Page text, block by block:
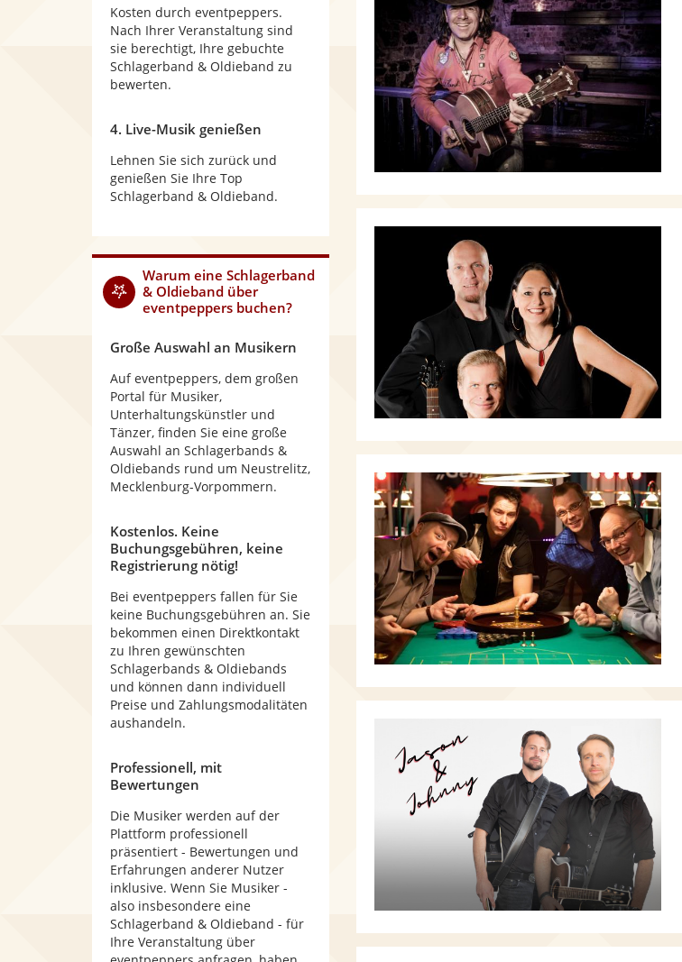
Kosten durch eventpeppers.
Nach Ihrer Veranstaltung sind
sie berechtigt, Ihre gebuchte
Schlagerband & Oldieband zu
bewerten.
4. Live-Musik genießen
Lehnen Sie sich zurück und
genießen Sie Ihre Top
Schlagerband & Oldieband.
Warum eine Schlagerband
& Oldieband über
eventpeppers buchen?
Große Auswahl an Musikern
Auf eventpeppers, dem großen
Portal für Musiker,
Unterhaltungskünstler und
Tänzer, finden Sie eine große
Auswahl an Schlagerbands &
Oldiebands rund um Neustrelitz,
Mecklenburg-Vorpommern.
Kostenlos. Keine
Buchungsgebühren, keine
Registrierung nötig!
Bei eventpeppers fallen für Sie
keine Buchungsgebühren an. Sie
bekommen einen Direktkontakt
zu Ihren gewünschten
Schlagerbands & Oldiebands
und können dann individuell
Preise und Zahlungsmodalitäten
aushandeln.
Professionell, mit
Bewertungen
Die Musiker werden auf der
Plattform professionell
präsentiert - Bewertungen und
Erfahrungen anderer Nutzer
inklusive. Wenn Sie Musiker -
also insbesondere eine
Schlagerband & Oldieband - für
Ihre Veranstaltung über